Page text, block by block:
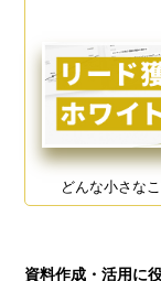
どんな小さな
資料作成・活用に